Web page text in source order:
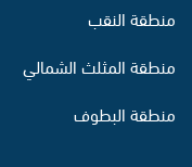
منطقة النقب
منطقة المثلث الشمالي
منطقة البطوف